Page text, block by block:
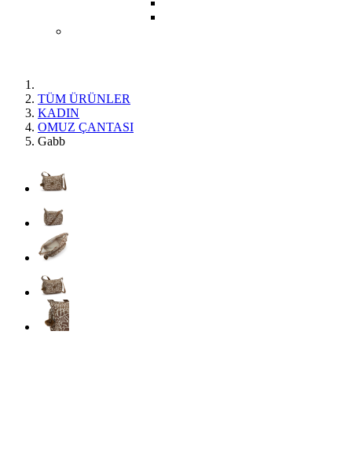
TÜM ÜRÜNLER
KADIN
OMUZ ÇANTASI
Gabb